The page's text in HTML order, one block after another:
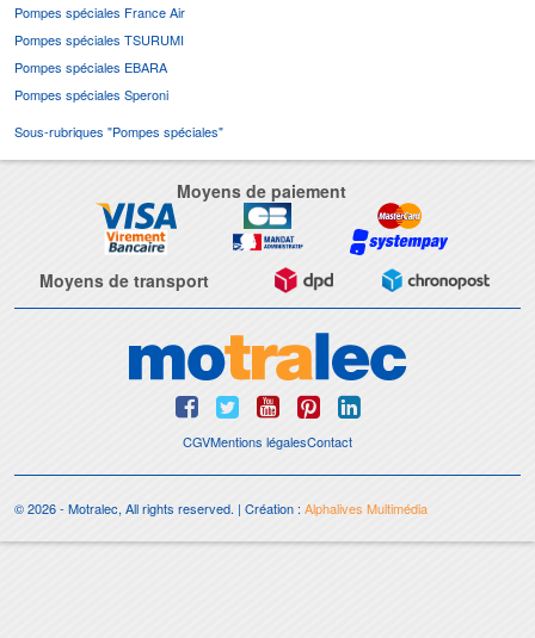
Pompes spéciales France Air
Pompes spéciales TSURUMI
Pompes spéciales EBARA
Pompes spéciales Speroni
Sous-rubriques "Pompes spéciales"
Moyens de paiement
Moyens de transport
CGVMentions légalesContact
© 2026 - Motralec, All rights reserved. | Création : Alphalives Multimédia